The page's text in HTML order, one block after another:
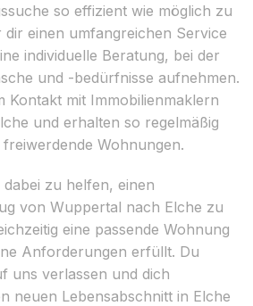
so effizient wie möglich zu
dir einen umfangreichen Service
individuelle Beratung, bei der
und -bedürfnisse aufnehmen.
Kontakt mit Immobilienmaklern
und erhalten so regelmäßig
Wohnungen.
zu helfen, einen
von Wuppertal nach Elche zu
eine passende Wohnung
Anforderungen erfüllt. Du
uns verlassen und dich
neuen Lebensabschnitt in Elche